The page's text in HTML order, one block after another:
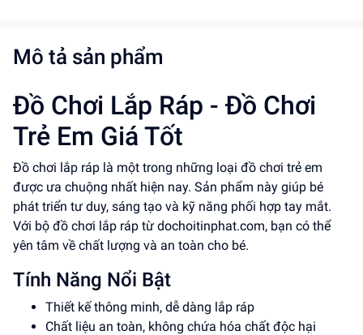
Mô tả sản phẩm
Đồ Chơi Lắp Ráp - Đồ Chơi
Trẻ Em Giá Tốt
Đồ chơi lắp ráp là một trong những loại đồ chơi trẻ em
được ưa chuộng nhất hiện nay. Sản phẩm này giúp bé
phát triển tư duy, sáng tạo và kỹ năng phối hợp tay mắt.
Với bộ đồ chơi lắp ráp từ dochoitinphat.com, bạn có thể
yên tâm về chất lượng và an toàn cho bé.
Tính Năng Nổi Bật
Thiết kế thông minh, dễ dàng lắp ráp
Chất liệu an toàn, không chứa hóa chất độc hại